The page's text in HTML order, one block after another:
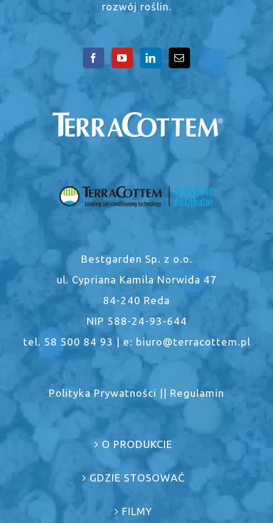
rozwój roślin.
Bestgarden Sp. z o.o.
ul. Cypriana Kamila Norwida 47
84-240 Reda
NIP 588-24-93-644
tel. 58 500 84 93 | e: biuro@terracottem.pl
Polityka Prywatności || Regulamin
O PRODUKCIE
GDZIE STOSOWAĆ
FILMY